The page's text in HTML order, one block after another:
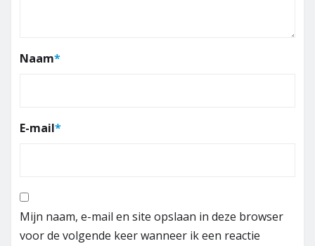
Naam*
E-mail*
Mijn naam, e-mail en site opslaan in deze browser
voor de volgende keer wanneer ik een reactie